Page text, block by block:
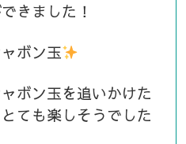
きました！
ボン玉
ボン玉を追いかけた
ても楽しそうでした